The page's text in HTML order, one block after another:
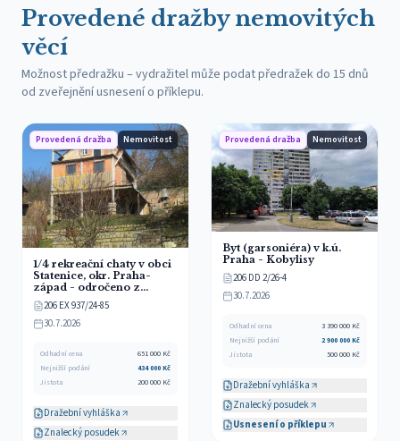
Provedené dražby nemovitých
věcí
Možnost předražku – vydražitel může podat předražek do 15 dnů
od zveřejnění usnesení o příklepu.
Provedená dražba Nemovitost
1/4 rekreační chaty v obci
Statenice, okr. Praha-
západ - odročeno z
25.6.2026
206 EX 937/24-85
30.7.2026
Odhadní cena 651 000 Kč
Nejnižší podání
434 000Kč
Jistota
200 000 Kč
Dražební vyhláška
Znalecký posudek
Provedená dražba Nemovitost
Byt (garsoniéra) v k.ú.
Praha - Kobylisy
206 DD 2/26-4
30.7.2026
Odhadní cena 3 390 000 Kč
Nejnižší podání
2 900 000Kč
Jistota
500 000 Kč
Dražební vyhláška
Znalecký posudek
Usnesení o příklepu